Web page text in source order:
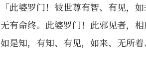
「此婆罗门！彼世尊有智、有见，
无有命终。此婆罗门！此邪见者，
如是知，有知、有见，如来、无所